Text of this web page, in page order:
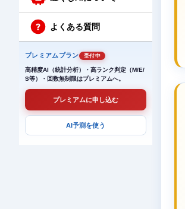
よくある質問
プレミアムプラン 受付中
高精度AI（統計分析）・高ランク判定（M/E/
S等）・回数無制限はプレミアムへ。
プレミアムに申し込む
AI予測を使う